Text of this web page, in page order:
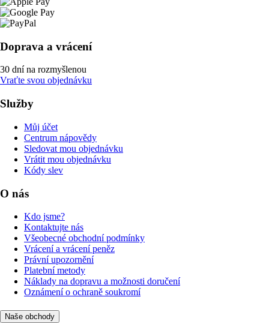
Doprava a vrácení
30 dní na rozmyšlenou
Vraťte svou objednávku
Služby
Můj účet
Centrum nápovědy
Sledovat mou objednávku
Vrátit mou objednávku
Kódy slev
O nás
Kdo jsme?
Kontaktujte nás
Všeobecné obchodní podmínky
Vrácení a vrácení peněz
Právní upozornění
Platební metody
Náklady na dopravu a možnosti doručení
Oznámení o ochraně soukromí
Naše obchody